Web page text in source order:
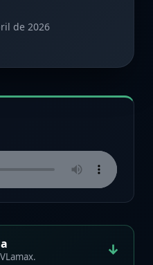
de 2026
↓